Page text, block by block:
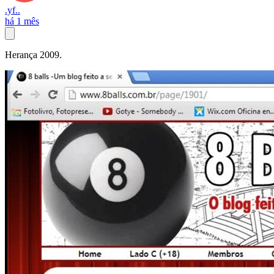
.yf..
há 1 mês
Herança 2009.